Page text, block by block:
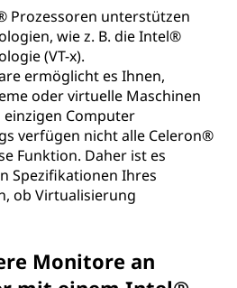
Prozessoren unterstützen
wie z. B. die Intel®
(VT-x).
ermöglicht es Ihnen,
oder virtuelle Maschinen
Computer
verfügen nicht alle Celeron®
Funktion. Daher ist es
Spezifikationen Ihres
ob Virtualisierung
Monitore an